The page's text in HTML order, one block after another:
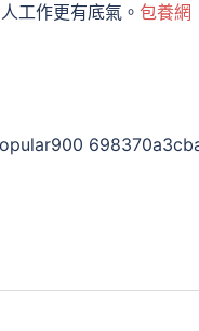
工作更有底氣。 包養網